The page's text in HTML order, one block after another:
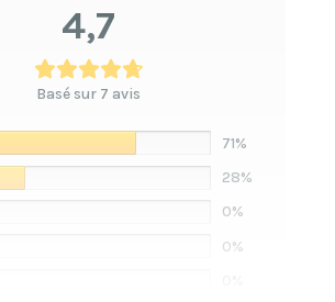
4,7
Basé sur 7 avis
71%
28%
0%
0%